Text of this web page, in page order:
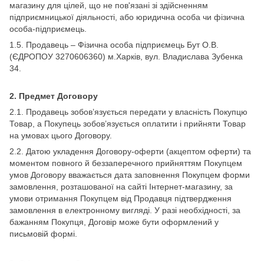
магазину для цілей, що не пов'язані зі здійсненням
підприємницької діяльності, або юридична особа чи фізична
особа-підприємець.
1.5. Продавець – Фізична особа підприємець Бут О.В.
(ЄДРОПОУ 3270606360) м.Харків, вул. Владислава Зубенка
34.
2. Предмет Договору
2.1. Продавець зобов’язується передати у власність Покупцю
Товар, а Покупець зобов’язується оплатити і прийняти Товар
на умовах цього Договору.
2.2. Датою укладення Договору-оферти (акцептом оферти) та
моментом повного й беззаперечного прийняттям Покупцем
умов Договору вважається дата заповнення Покупцем форми
замовлення, розташованої на сайті Інтернет-магазину, за
умови отримання Покупцем від Продавця підтвердження
замовлення в електронному вигляді. У разі необхідності, за
бажанням Покупця, Договір може бути оформлений у
письмовій формі.